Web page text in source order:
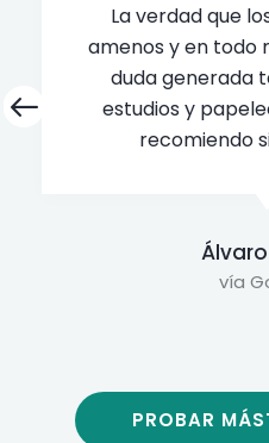
Formación
recomendable .
mis
PROBAR